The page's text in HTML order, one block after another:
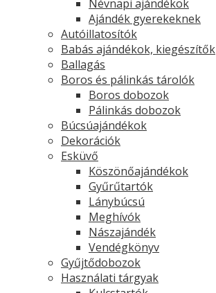
Névnapi ajándékok
Ajándék gyerekeknek
Autóillatosítók
Babás ajándékok, kiegészítők
Ballagás
Boros és pálinkás tárolók
Boros dobozok
Pálinkás dobozok
Búcsúajándékok
Dekorációk
Esküvő
Köszönőajándékok
Gyűrűtartók
Lánybúcsú
Meghívók
Nászajándék
Vendégkönyv
Gyűjtődobozok
Használati tárgyak